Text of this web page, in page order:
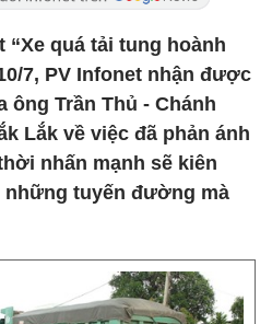
“Xe quá tải tung hoành
7, PV Infonet nhận được
ông Trần Thủ - Chánh
Lắk về việc đã phản ánh
nhấn mạnh sẽ kiên
tuyến đường mà